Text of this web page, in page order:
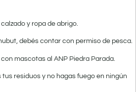
y ropa de abrigo.
debés contar con permiso de pesca.
mascotas al ANP Piedra Parada.
tus residuos y no hagas fuego en ningún